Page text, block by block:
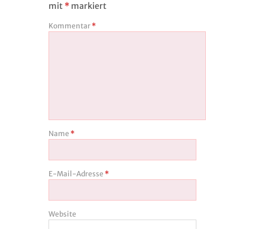
mit * markiert
Kommentar *
Name *
E-Mail-Adresse *
Website